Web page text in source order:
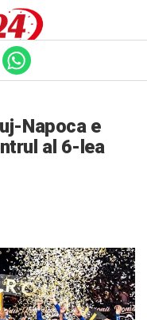
Napoca e
al 6-lea